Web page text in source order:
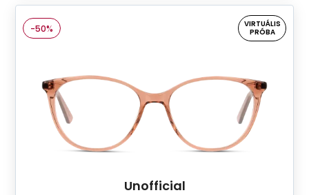
-50%
VIRTUÁLIS
PRÓBA
Unofficial